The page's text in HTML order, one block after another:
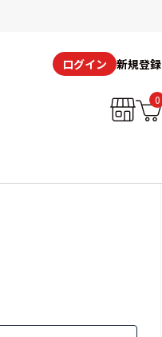
ログイン 新規登録
0